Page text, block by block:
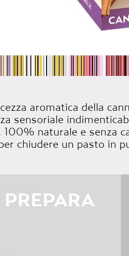
aromatica della
sensoriale
naturale e senza
chiudere un pasto in